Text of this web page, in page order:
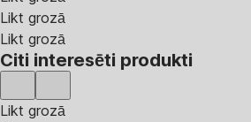
Likt grozā
Likt grozā
Citi interesēti produkti
Likt grozā